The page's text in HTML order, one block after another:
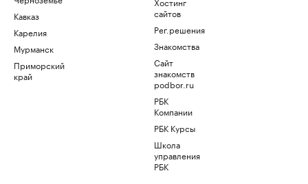
Кавказ
Карелия
Мурманск
Приморский
край
сайтов
Рег.решения
Знакомства
Сайт
знакомств
podbor.ru
РБК
Компании
РБК Курсы
Школа
управления
РБК